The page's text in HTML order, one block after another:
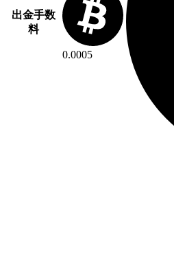
出金手数
料
0.0005